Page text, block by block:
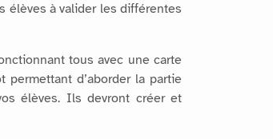
élèves à valider les différentes
tous avec une carte
d’aborder la partie
élèves. Ils devront créer et